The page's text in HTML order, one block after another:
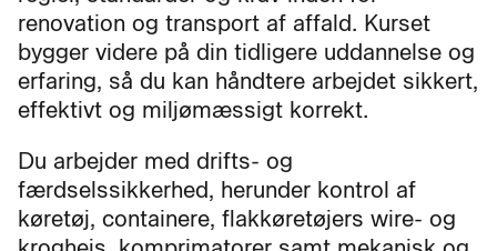
renovation og transport af affald. Kurset
bygger videre på din tidligere uddannelse og
erfaring, så du kan håndtere arbejdet sikkert,
effektivt og miljømæssigt korrekt.
Du arbejder med drifts- og
færdselssikkerhed, herunder kontrol af
køretøj, containere, flakkøretøjers wire- og